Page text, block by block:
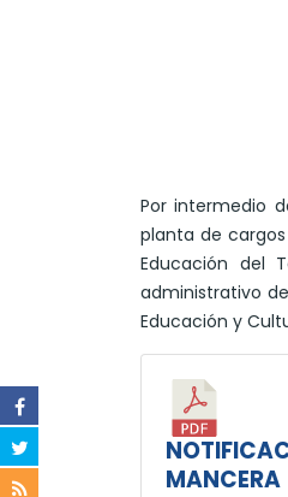
Por intermedio
planta de
Educación del
administrativo
Educación y
MANCERA